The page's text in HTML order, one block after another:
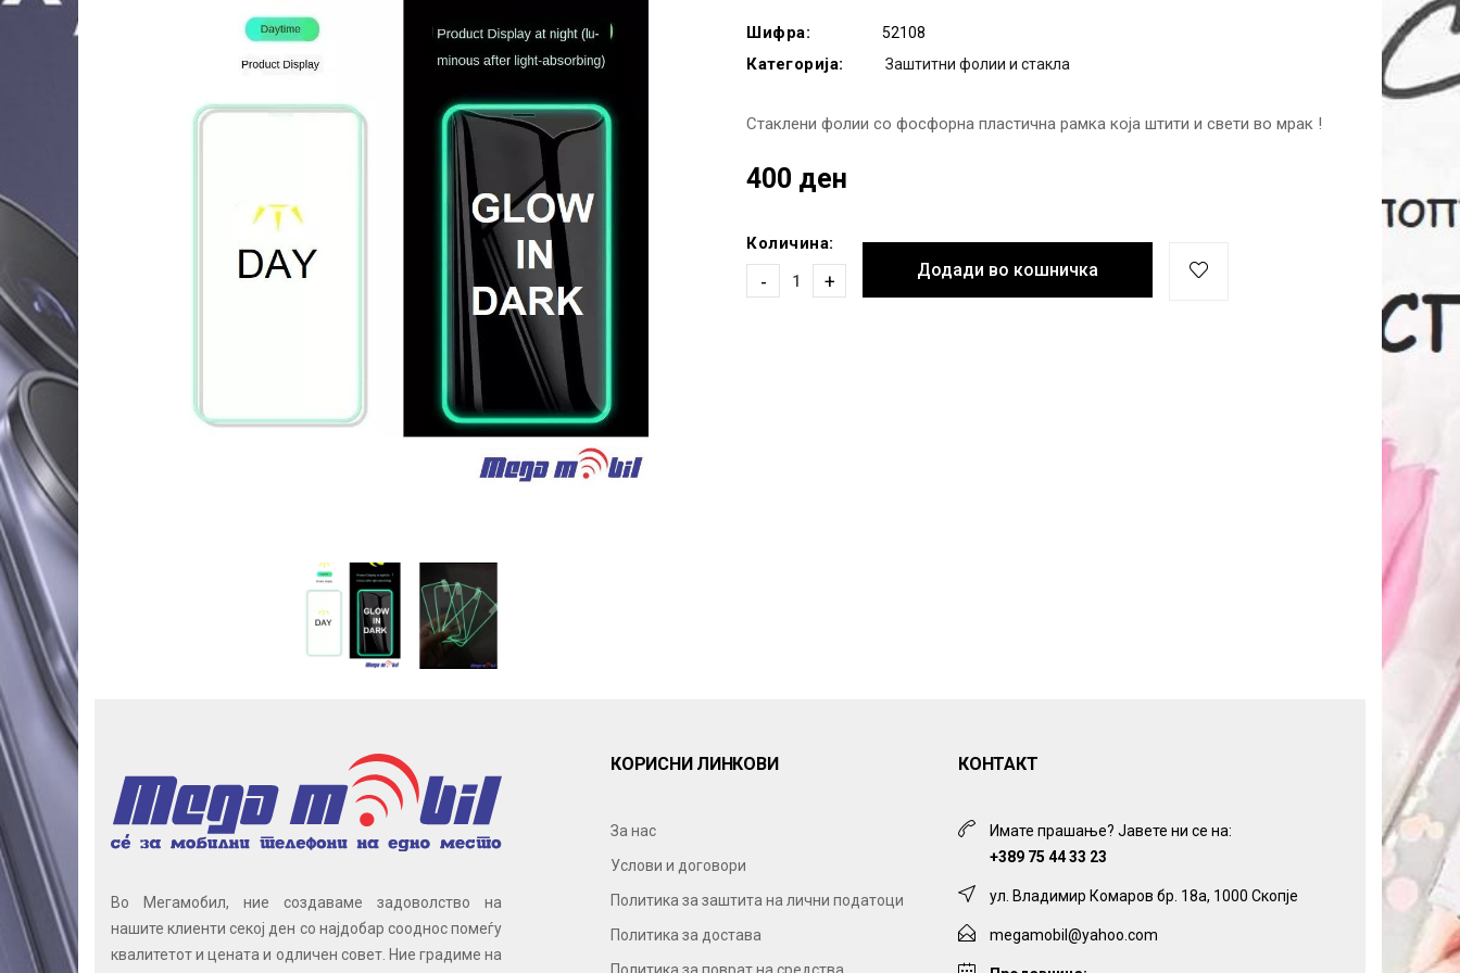
Шифра: 52108
Категорија: Заштитни фолии и стакла
Стаклени фолии со фосфорна пластична рамка која штити и свети во мрак !
400 ден
Количина:
- +
Додади во кошничка
Во Мегамобил, ние создаваме задоволство на
нашите клиенти секој ден со најдобар сооднос помеѓу
квалитетот и цената и одличен совет. Ние градиме на
КОРИСНИ ЛИНКОВИ
За нас
Услови и договори
Политика за заштита на лични податоци
Политика за достава
КОНТАКТ
Имате прашање? Јавете ни се на:
+389 75 44 33 23
ул. Владимир Комаров бр. 18а, 1000 Скопје
megamobil@yahoo.com